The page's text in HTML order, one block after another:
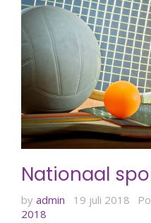
Nationaal
by admin 19 juli 2018
2018